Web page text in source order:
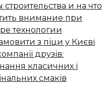
строительства и на что
внимание при
технологии
з піци у Києві
друзів:
класичних і
смаків